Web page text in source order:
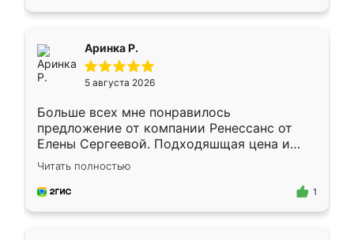
Аринка Р.
5 августа 2026
Больше всех мне понравилось
предложение от компании Ренессанс от
Елены Сергеевой. Подходяшщая цена и
короткие сроки изготовления. Приехавший
для замера сотрудник Владислав
предложил по моему эскизу самый
Читать полностью
1